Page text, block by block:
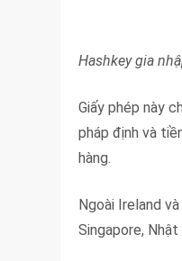
Hashkey gia
Giấy phép này
pháp định và
hàng.
Ngoài Ireland
Singapore, Nhật